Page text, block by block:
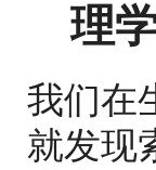
理
我们在
就发现